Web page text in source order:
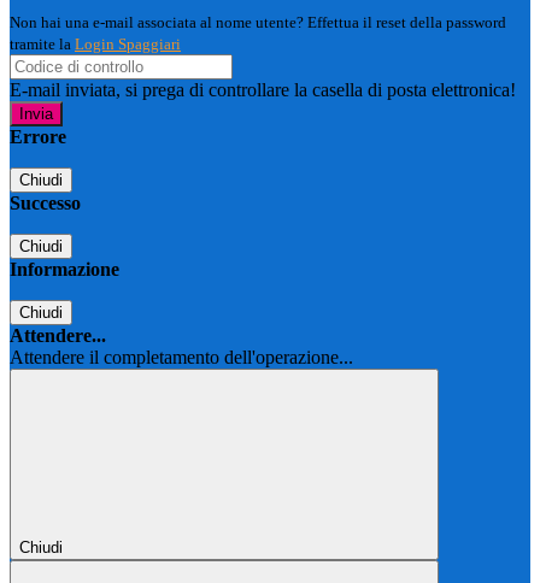
Non hai una e-mail associata al nome utente? Effettua il reset della password
tramite la Login Spaggiari
E-mail inviata, si prega di controllare la casella di posta elettronica!
Errore
Chiudi
Successo
Chiudi
Informazione
Chiudi
Attendere...
Attendere il completamento dell'operazione...
Chiudi